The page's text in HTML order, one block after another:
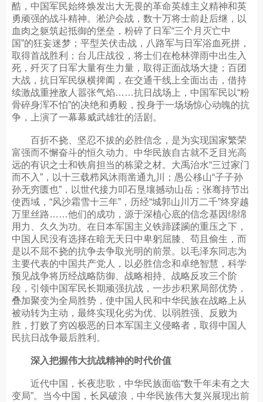
酷，中国军民始终焕发出大无畏的革命英雄主义精神和英
勇顽强的战斗精神。淞沪会战，数十万将士前赴后继，以
血肉之躯筑起抵御的堡垒，粉碎了日军“三个月灭亡中
国”的狂妄迷梦；平型关伏击战，八路军与日军浴血死拼，
取得首战胜利；台儿庄战役，将士们在枪林弹雨中出生入
死，歼灭了日军大量有生力量，取得正面战场大捷；百团
大战，抗日军民纵横捭阖，在交通干线上全面出击，借持
续激战重挫敌人嚣张气焰……抗日战场上，中国军民以“粉
骨碎身浑不怕”的决绝和勇毅，投身于一场场惊心动魄的抗
争，上演了一幕幕威武雄壮的活剧。
百折不挠、坚忍不拔的必胜信念，是为实现国家繁荣
富强而不懈奋斗的恒久动力。中华民族自古就不乏目光高
远的有识之士和铁肩担当的栋梁之材。大禹治水“三过家门
而不入”，以十三载栉风沐雨凿通九川；愚公移山“子子孙
孙无穷匮也”，以世代接力叩石垦壤撼动山岳；张骞持节出
使西域，“风沙霜雪十三年”，历经“城郭山川万二千”终穿越
万里丝路……他们的成功，源于深植心底的信念基因绵绵
用力、久久为功。在日本军国主义铁蹄蹂躏的重压之下，
中国人民没有选择在暗无天日中卑躬屈膝、苟且偷生，而
是以不屈不挠的抗争去争取光明的前景。以毛泽东同志为
主要代表的中国共产党人，以必胜信念和卓绝智慧，科学
预见战争将历经战略防御、战略相持、战略反攻三个阶
段，引领中国军民长期顽强抗战，一步步积累局部优势，
叠加聚变为全局胜势，使中国人民和中华民族在战略上从
被动转为主动，最终实现化劣为优、以弱胜强、反败为
胜，打败了穷凶极恶的日本军国主义侵略者，取得中国人
民抗日战争最后胜利。
深入把握伟大抗战精神的时代价值
近代中国，长夜悲歌，中华民族面临“数千年未有之大
变局”。当今中国，长风破浪，中华民族伟大复兴展现出前